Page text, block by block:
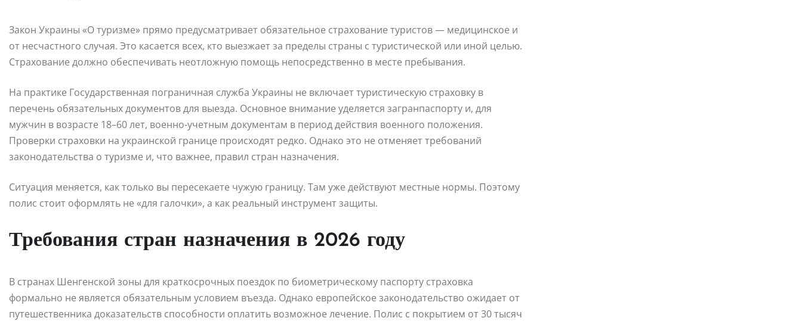
Закон Украины «О туризме» прямо предусматривает обязательное страхование туристов — медицинское и
от несчастного случая. Это касается всех, кто выезжает за пределы страны с туристической или иной целью.
Страхование должно обеспечивать неотложную помощь непосредственно в месте пребывания.
На практике Государственная пограничная служба Украины не включает туристическую страховку в
перечень обязательных документов для выезда. Основное внимание уделяется загранпаспорту и, для
мужчин в возрасте 18–60 лет, военно-учетным документам в период действия военного положения.
Проверки страховки на украинской границе происходят редко. Однако это не отменяет требований
законодательства о туризме и, что важнее, правил стран назначения.
Ситуация меняется, как только вы пересекаете чужую границу. Там уже действуют местные нормы. Поэтому
полис стоит оформлять не «для галочки», а как реальный инструмент защиты.
Требования стран назначения в 2026 году
В странах Шенгенской зоны для краткосрочных поездок по биометрическому паспорту страховка
формально не является обязательным условием въезда. Однако европейское законодательство ожидает от
путешественника доказательств способности оплатить возможное лечение. Полис с покрытием от 30 тысяч